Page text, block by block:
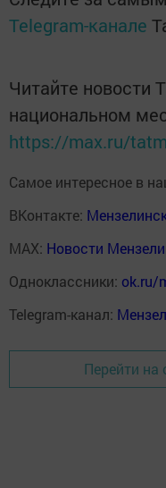
Telegram-канале
Читайте новости
национальном
https://max.ru/
Самое интересное в
ВКонтакте:
MAX: Новости
Одноклассники: ok.ru/
Telegram-канал:
Перейти на